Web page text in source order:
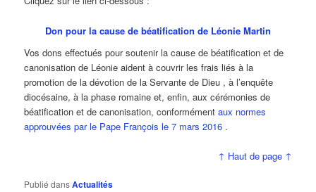
Don pour la cause de béatification de Léonie Martin
Vos dons effectués pour soutenir la cause de béatification et de
canonisation de Léonie aident à couvrir les frais liés à la
promotion de la dévotion de la Servante de Dieu , à l’enquête
diocésaine, à la phase romaine et, enfin, aux cérémonies de
béatification et de canonisation, conformémentaux normes
approuvées par le Pape François le 7 mars 2016 .
↑ Haut de page ↑
Publié dansActualités